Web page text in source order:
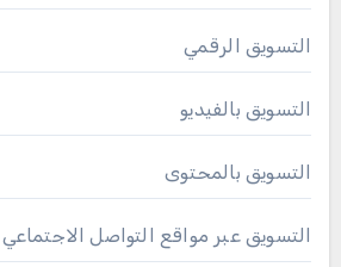
التسويق الرقمي
التسويق بالفيديو
التسويق بالمحتوى
التسويق عبر مواقع التواصل الاجتماعي